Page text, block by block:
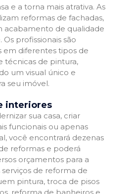
e a torna mais atrativa. As
reformas de fachadas,
acabamento de qualidade
Os profissionais são
em diferentes tipos de
técnicas de pintura,
um visual único e
seu imóvel.
interiores
sua casa, criar
funcionais ou apenas
você encontrará dezenas
reformas e poderá
orçamentos para a
serviços de reforma de
pintura, troca de pisos